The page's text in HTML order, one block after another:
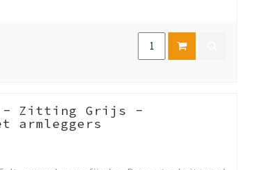
- Zitting Grijs -
armleggers